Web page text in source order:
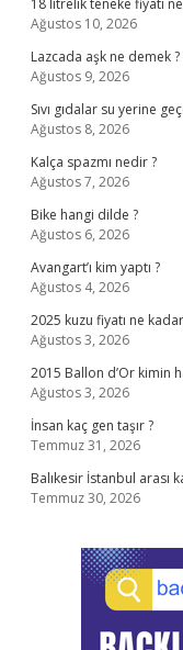
18 litrelik teneke fiyatı
Ağustos 10, 2026
Lazcada aşk ne demek ?
Ağustos 9, 2026
Sıvı gıdalar su yerine
Ağustos 8, 2026
Kalça spazmı nedir ?
Ağustos 7, 2026
Bike hangi dilde ?
Ağustos 6, 2026
Avangart’ı kim yaptı ?
Ağustos 4, 2026
2025 kuzu fiyatı ne
Ağustos 3, 2026
2015 Ballon d’Or kimin
Ağustos 3, 2026
İnsan kaç gen taşır ?
Temmuz 31, 2026
Balıkesir İstanbul arası
Temmuz 30, 2026